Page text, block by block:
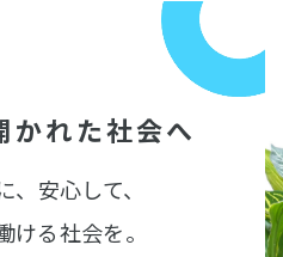
かれた社会へ
、安心して、
ける社会を。